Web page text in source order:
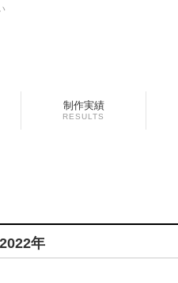
制作実績
RESULTS
年